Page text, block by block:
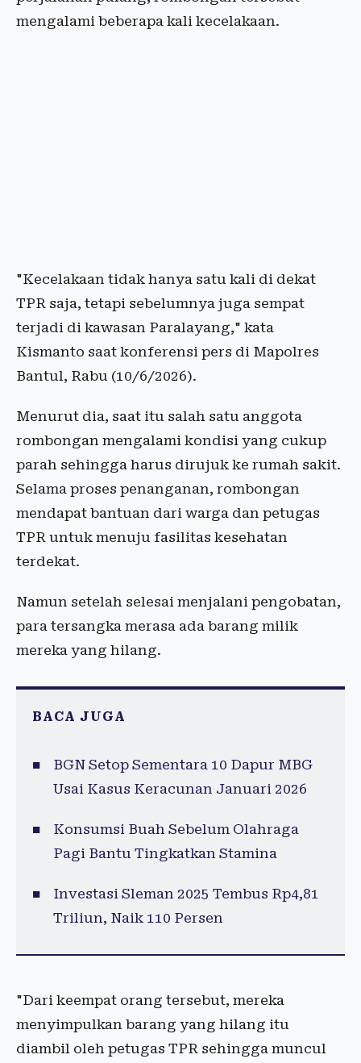
mengalami beberapa kali kecelakaan.
"Kecelakaan tidak hanya satu kali di dekat
TPR saja, tetapi sebelumnya juga sempat
terjadi di kawasan Paralayang," kata
Kismanto saat konferensi pers di Mapolres
Bantul, Rabu (10/6/2026).
Menurut dia, saat itu salah satu anggota
rombongan mengalami kondisi yang cukup
parah sehingga harus dirujuk ke rumah sakit.
Selama proses penanganan, rombongan
mendapat bantuan dari warga dan petugas
TPR untuk menuju fasilitas kesehatan
terdekat.
Namun setelah selesai menjalani pengobatan,
para tersangka merasa ada barang milik
mereka yang hilang.
BACA JUGA
BGN Setop Sementara 10 Dapur MBG
Usai Kasus Keracunan Januari 2026
Konsumsi Buah Sebelum Olahraga
Pagi Bantu Tingkatkan Stamina
Investasi Sleman 2025 Tembus Rp4,81
Triliun, Naik 110 Persen
"Dari keempat orang tersebut, mereka
menyimpulkan barang yang hilang itu
diambil oleh petugas TPR sehingga muncul